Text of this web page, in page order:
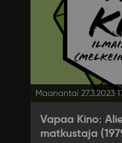
Maanantai 27.3.2023
Vapaa Kino:
matkustaja